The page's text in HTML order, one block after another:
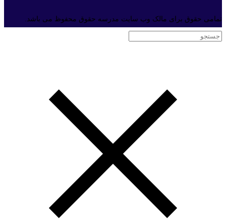
تمامی حقوق برای مالک وب سایت مدرسه حقوق محفوظ می باشد.